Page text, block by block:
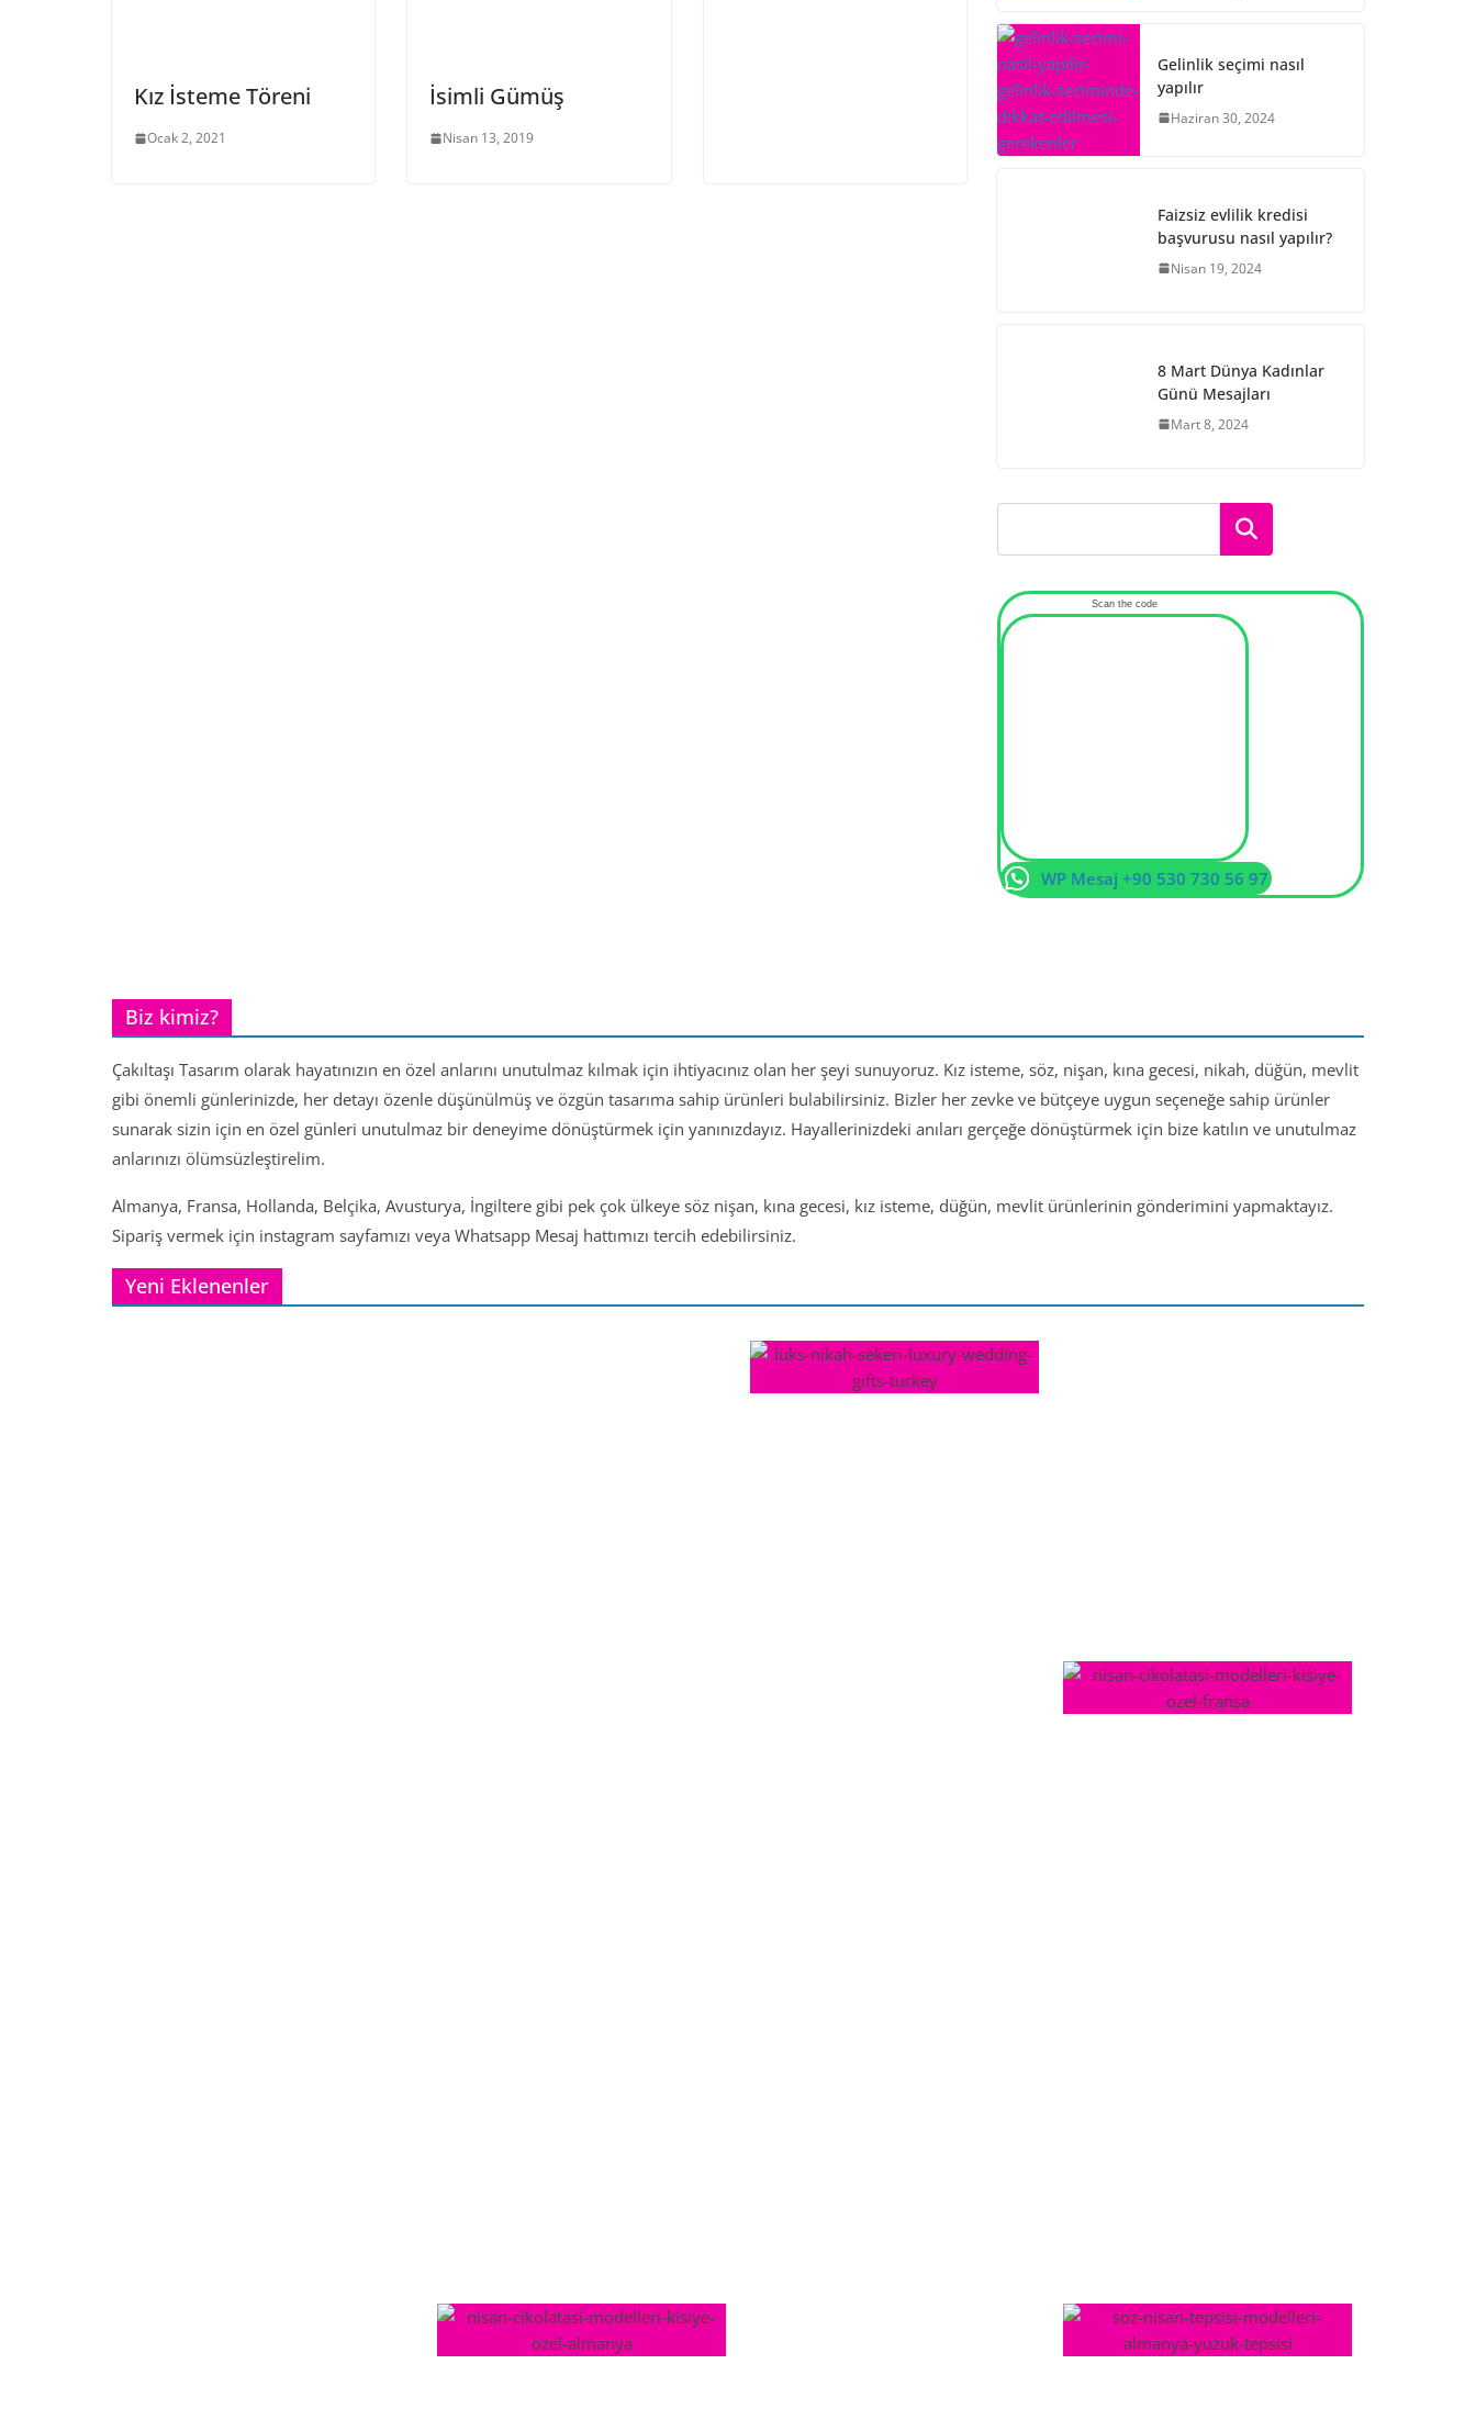
Kız İsteme Töreni
Ocak 2, 2021
İsimli Gümüş
Nisan 13, 2019
Gelinlik seçimi nasıl
yapılır
Haziran 30, 2024
Faizsiz evlilik kredisi
başvurusu nasıl yapılır?
Nisan 19, 2024
8 Mart Dünya Kadınlar
Günü Mesajları
Mart 8, 2024
Ara
Scan the code
WP Mesaj +90 530 730 56 97
Biz kimiz?
Çakıltaşı Tasarım olarak hayatınızın en özel anlarını unutulmaz kılmak için ihtiyacınız olan her şeyi sunuyoruz. Kız isteme, söz, nişan, kına gecesi, nikah, düğün, mevlit
gibi önemli günlerinizde, her detayı özenle düşünülmüş ve özgün tasarıma sahip ürünleri bulabilirsiniz. Bizler her zevke ve bütçeye uygun seçeneğe sahip ürünler
sunarak sizin için en özel günleri unutulmaz bir deneyime dönüştürmek için yanınızdayız. Hayallerinizdeki anıları gerçeğe dönüştürmek için bize katılın ve unutulmaz
anlarınızı ölümsüzleştirelim.
Almanya, Fransa, Hollanda, Belçika, Avusturya, İngiltere gibi pek çok ülkeye söz nişan, kına gecesi, kız isteme, düğün, mevlit ürünlerinin gönderimini yapmaktayız.
Sipariş vermek için instagram sayfamızı veya Whatsapp Mesaj hattımızı tercih edebilirsiniz.
Yeni Eklenenler